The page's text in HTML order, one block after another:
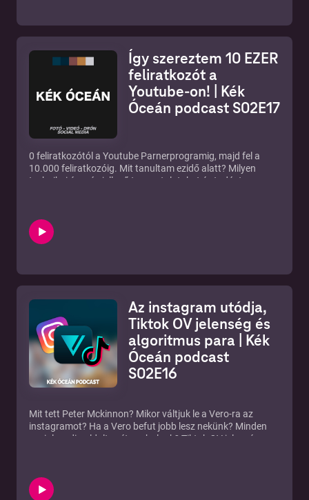
Így szereztem 10 EZER
feliratkozót a
Youtube-on! | Kék
Óceán podcast S02E17
0 feliratkozótól a Youtube Parnerprogramig, majd fel a
10.000 feliratkozóig. Mit tanultam ezidő alatt? Milyen
technikai és más jellegű tapasztalatokat és tudást
sub_confirmation=1
Az instagram utódja,
Tiktok OV jelenség és
algoritmus para | Kék
Óceán podcast
S02E16
Mit tett Peter Mckinnon? Mikor váltjuk le a Vero-ra az
instagramot? Ha a Vero befut jobb lesz nekünk? Minden
social media oldalt szétrombolunk? Tiktok OV jelenség.
https://youtu.be/Pz_Y70H_Yj4
Youtube csatornám: